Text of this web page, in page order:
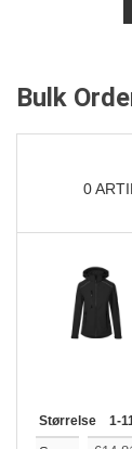
Bulk
0
Størrelse 1-